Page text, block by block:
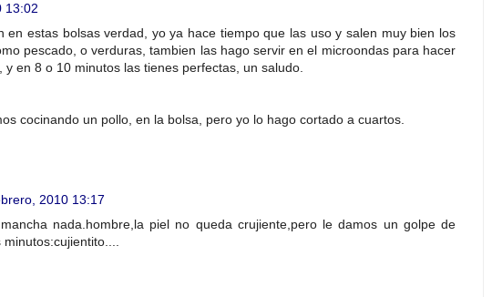
13:02
en estas bolsas verdad, yo ya hace tiempo que las uso y salen muy bien los
pescado, o verduras, tambien las hago servir en el microondas para hacer
en 8 o 10 minutos las tienes perfectas, un saludo.
cocinando un pollo, en la bolsa, pero yo lo hago cortado a cuartos.
2010 13:17
nada.hombre,la piel no queda crujiente,pero le damos un golpe de